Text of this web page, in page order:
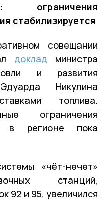
ограничения
стабилизируется
совещании
доклад министра
и развития
Никулина
топлива.
ограничения
в регионе пока
«чёт-нечет»
станций,
92 и 95, увеличился